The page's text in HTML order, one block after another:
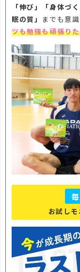
「伸び」「身体づく
眠の質」 までも意
ツも勉強も頑張り
お試し